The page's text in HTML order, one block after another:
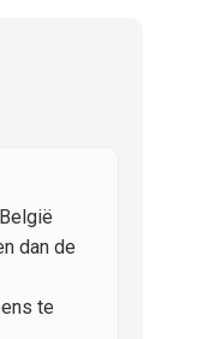
dan de
te